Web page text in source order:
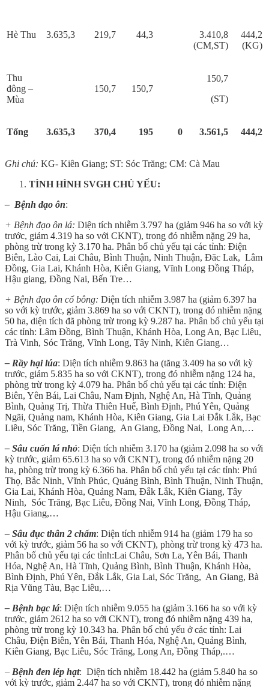
Hè Thu 3.635,3 219,7 44,3
3.410,8
(CM,ST)
444,2
(KG)
Thu
đông –
Mùa
150,7 150,7
150,7
(ST)
Tổng 3.635,3 370,4 195 0 3.561,5 444,2
Ghi chú: KG- Kiên Giang; ST: Sóc Trăng; CM: Cà Mau
TÌNH HÌNH SVGH CHỦ YẾU:
– Bệnh đạo ôn:
+ Bệnh đạo ôn lá: Diện tích nhiễm 3.797 ha (giảm 946 ha so với kỳ
trước, giảm 4.319 ha so với CKNT), trong đó nhiễm nặng 29 ha,
phòng trừ trong kỳ 3.170 ha. Phân bố chủ yếu tại các tỉnh: Điện
Biên, Lào Cai, Lai Châu, Bình Thuận, Ninh Thuận, Đăc Lak, Lâm
Đồng, Gia Lai, Khánh Hòa, Kiên Giang, Vĩnh Long Đồng Tháp,
Hậu giang, Đồng Nai, Bến Tre…
+ Bệnh đạo ôn cổ bông: Diện tích nhiễm 3.987 ha (giảm 6.397 ha
so với kỳ trước, giảm 3.869 ha so với CKNT), trong đó nhiễm nặng
50 ha, diện tích đã phòng trừ trong kỳ 9.287 ha. Phân bố chủ yếu tại
các tỉnh: Lâm Đồng, Bình Thuận, Khánh Hòa, Long An, Bạc Liêu,
Trà Vinh, Sóc Trăng, Vĩnh Long, Tây Ninh, Kiên Giang…
– Rầy hại lúa: Diện tích nhiễm 9.863 ha (tăng 3.409 ha so với kỳ
trước, giảm 5.835 ha so với CKNT), trong đó nhiễm nặng 124 ha,
phòng trừ trong kỳ 4.079 ha. Phân bố chủ yếu tại các tỉnh: Điện
Biên, Yên Bái, Lai Châu, Nam Định, Nghệ An, Hà Tĩnh, Quảng
Bình, Quảng Trị, Thừa Thiên Huế, Bình Định, Phú Yên, Quảng
Ngãi, Quảng nam, Khánh Hòa, Kiên Giang, Gia Lai Đắk Lắk, Bạc
Liêu, Sóc Trăng, Tiền Giang, An Giang, Đồng Nai, Long An,…
– Sâu cuốn lá nhỏ: Diện tích nhiễm 3.170 ha (giảm 2.098 ha so với
kỳ trước, giảm 65.613 ha so với CKNT), trong đó nhiễm nặng 20
ha, phòng trừ trong kỳ 6.366 ha. Phân bố chủ yếu tại các tỉnh: Phú
Thọ, Bắc Ninh, Vĩnh Phúc, Quảng Bình, Bình Thuận, Ninh Thuận,
Gia Lai, Khánh Hòa, Quảng Nam, Đắk Lắk, Kiên Giang, Tây
Ninh, Sóc Trăng, Bạc Liêu, Đồng Nai, Vĩnh Long, Đồng Tháp,
Hậu Giang,…
– Sâu đục thân 2 chấm: Diện tích nhiễm 914 ha (giảm 179 ha so
với kỳ trước, giảm 56 ha so với CKNT), phòng trừ trong kỳ 473 ha.
Phân bố chủ yếu tại các tỉnh:Lai Châu, Sơn La, Yên Bái, Thanh
Hóa, Nghệ An, Hà Tĩnh, Quảng Bình, Bình Thuận, Khánh Hòa,
Bình Định, Phú Yên, Đắk Lắk, Gia Lai, Sóc Trăng, An Giang, Bà
Rịa Vũng Tàu, Bạc Liêu,…
– Bệnh bạc lá: Diện tích nhiễm 9.055 ha (giảm 3.166 ha so với kỳ
trước, giảm 2612 ha so với CKNT), trong đó nhiễm nặng 439 ha,
phòng trừ trong kỳ 10.343 ha. Phân bố chủ yếu ở các tỉnh: Lai
Châu, Điện Biên, Yên Bái, Thanh Hóa, Nghệ An, Quảng Bình,
Kiên Giang, Bạc Liêu, Sóc Trăng, Long An, Đồng Tháp,.…
– Bệnh đen lép hạt: Diện tích nhiễm 18.442 ha (giảm 5.840 ha so
với kỳ trước, giảm 2.447 ha so với CKNT), trong đó nhiễm nặng